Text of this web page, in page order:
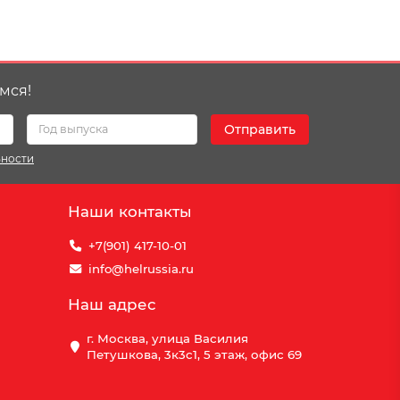
Отправить
Наши контакты
+7(901) 417-10-01
info@helrussia.ru
Наш адрес
г. Москва, улица Василия
Петушкова, 3к3c1, 5 этаж, офис 69